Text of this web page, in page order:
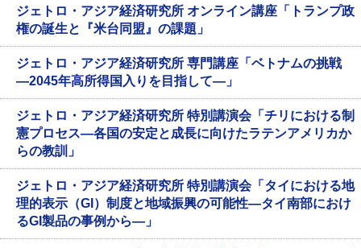
ジェトロ・アジア経済研究所 オンライン講座「トランプ政
権の誕生と『米台同盟』の課題」
ジェトロ・アジア経済研究所 専門講座「ベトナムの挑戦
―2045年高所得国入りを目指して―」
ジェトロ・アジア経済研究所 特別講演会「チリにおける制
憲プロセス―各国の安定と成長に向けたラテンアメリカか
らの教訓」
ジェトロ・アジア経済研究所 特別講演会「タイにおける地
理的表示（GI）制度と地域振興の可能性―タイ南部におけ
るGI製品の事例から―」